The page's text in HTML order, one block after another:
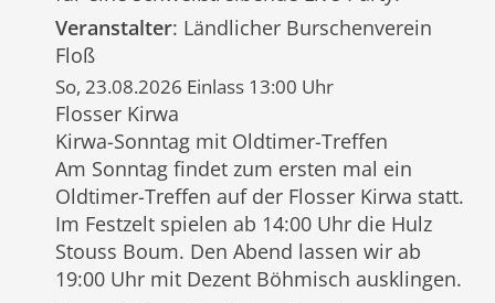
Veranstalter: Ländlicher Burschenverein
Floß
So, 23.08.2026 Einlass 13:00 Uhr
Flosser Kirwa
Kirwa-Sonntag mit Oldtimer-Treffen
Am Sonntag findet zum ersten mal ein
Oldtimer-Treffen auf der Flosser Kirwa statt.
Im Festzelt spielen ab 14:00 Uhr die Hulz
Stouss Boum. Den Abend lassen wir ab
19:00 Uhr mit Dezent Böhmisch ausklingen.